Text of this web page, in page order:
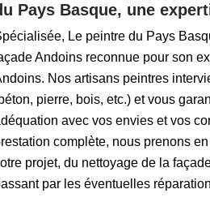
Pays Basque, une
Le peintre du Pays
Andoins reconnue pour son
Nos artisans peintres
pierre, bois, etc.) et vous
avec vos envies et vos
complète, nous prenons
projet, du nettoyage de la
par les éventuelles